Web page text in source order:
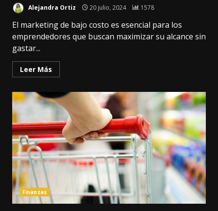
Alejandra Ortiz 20 julio, 2024 1578
El marketing de bajo costo es esencial para los
emprendedores que buscan maximizar su alcance sin
gastar...
Leer Más
Finanzas